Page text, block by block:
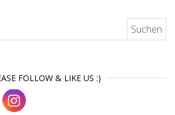
FOLLOW & LIKE US :)